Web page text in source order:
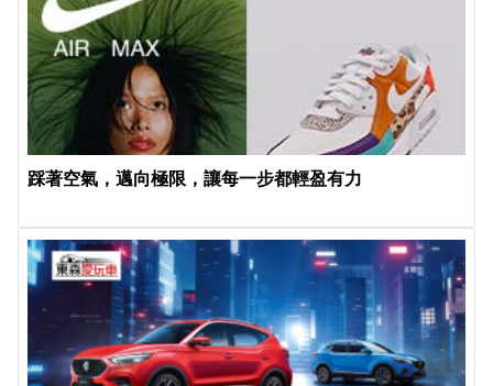
踩著空氣，邁向極限，讓每一步都輕盈有力